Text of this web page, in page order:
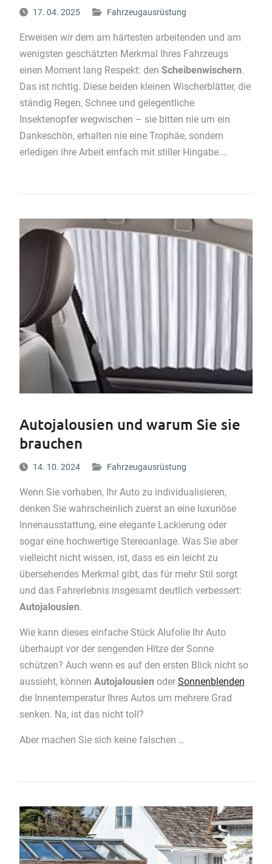
17. 04. 2025 Fahrzeugausrüstung
Erweisen wir dem am härtesten arbeitenden und am
wenigsten geschätzten Merkmal Ihres Fahrzeugs
einen Moment lang Respekt: den Scheibenwischern.
Das ist richtig. Diese beiden kleinen Wischerblätter, die
ständig Regen, Schnee und gelegentliche
Insektenopfer wegwischen – sie bitten nie um ein
Dankeschön, erhalten nie eine Trophäe, sondern
erledigen ihre Arbeit einfach mit stiller Hingabe.…
Autojalousien und warum Sie sie
brauchen
14. 10. 2024 Fahrzeugausrüstung
Wenn Sie vorhaben, Ihr Auto zu individualisieren,
denken Sie wahrscheinlich zuerst an eine luxuriöse
Innenausstattung, eine elegante Lackierung oder
sogar eine hochwertige Stereoanlage. Was Sie aber
vielleicht nicht wissen, ist, dass es ein leicht zu
übersehendes Merkmal gibt, das für mehr Stil sorgt
und das Fahrerlebnis insgesamt deutlich verbessert:
Autojalousien.
Wie kann dieses einfache Stück Alufolie Ihr Auto
überhaupt vor der sengenden Hitze der Sonne
schützen? Auch wenn es auf den ersten Blick nicht so
aussieht, können Autojalousien oder Sonnenblenden
die Innentemperatur Ihres Autos um mehrere Grad
senken. Na, ist das nicht toll?
Aber machen Sie sich keine falschen …